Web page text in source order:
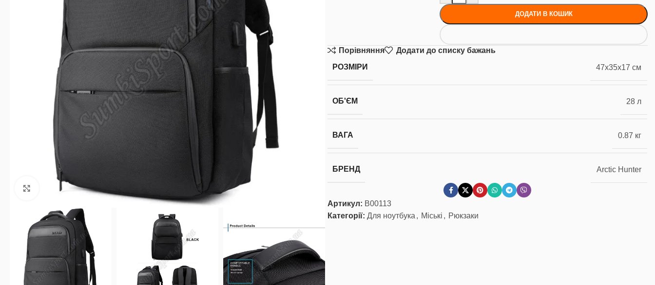
Клацніть, щоб збільшити
ДОДАТИ В КОШИК
Порівняння Додати до списку бажань
РОЗМІРИ 47x35x17 см
ОБ'ЄМ 28 л
ВАГА 0.87 кг
БРЕНД Arctic Hunter
Артикул: В00113
Категорії: Для ноутбука , Міські , Рюкзаки